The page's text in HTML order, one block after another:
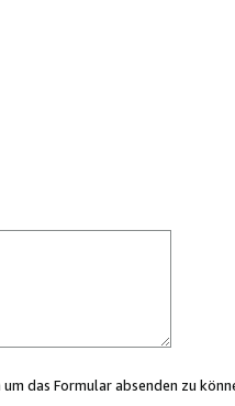
das Formular absenden zu